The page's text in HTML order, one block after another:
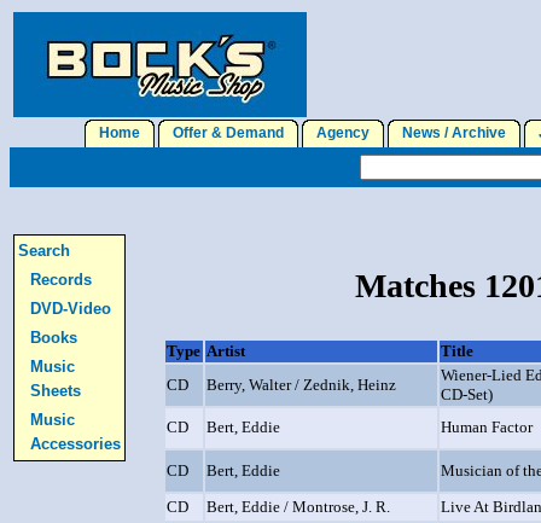
Home Offer & Demand Agency News / Archive
Search
Records
DVD-Video
Books
Music
Sheets
Music
Accessories
Matches
Type Artist
Title
CD
Berry, Walter / Zednik, Heinz
Wiener-Lied
CD-Set)
CD
Bert, Eddie Human Factor
CD Bert, Eddie
Musician of
CD
Bert, Eddie / Montrose, J. R.
Live At